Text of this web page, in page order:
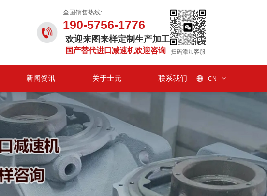
全国销售热线:
190-5756-1776
欢迎来图来样定制生产加工
国产替代进口减速机欢迎咨询 扫码添加客服
新闻资讯 关于士元 联系我们 CN